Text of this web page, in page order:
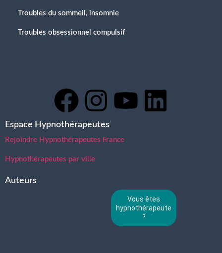
Troubles du sommeil, insomnie
Troubles obsessionnel compulsif
Espace Hypnothérapeutes
Rejoindre Hypnothérapeutes France
Hypnothérapeutes par ville
Auteurs
Vous êtes
hypnothérapeute
?